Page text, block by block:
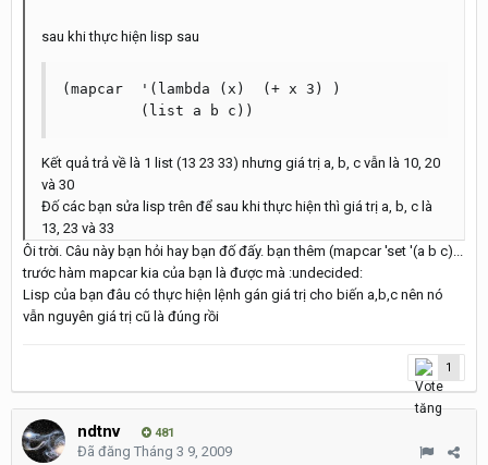
sau khi thực hiện lisp sau
(mapcar  '(lambda (x)  (+ x 3) )
	 (list a b c))
Kết quả trả về là 1 list (13 23 33) nhưng giá trị a, b, c vẫn là 10, 20
và 30
Đố các bạn sửa lisp trên để sau khi thực hiện thì giá trị a, b, c là
13, 23 và 33
Ôi trời. Câu này bạn hỏi hay bạn đố đấy. bạn thêm (mapcar 'set '(a b c)...
trước hàm mapcar kia của bạn là được mà :undecided:
Lisp của bạn đâu có thực hiện lệnh gán giá trị cho biến a,b,c nên nó
vẫn nguyên giá trị cũ là đúng rồi
1
ndtnv 481
Đã đăng Tháng 3 9, 2009